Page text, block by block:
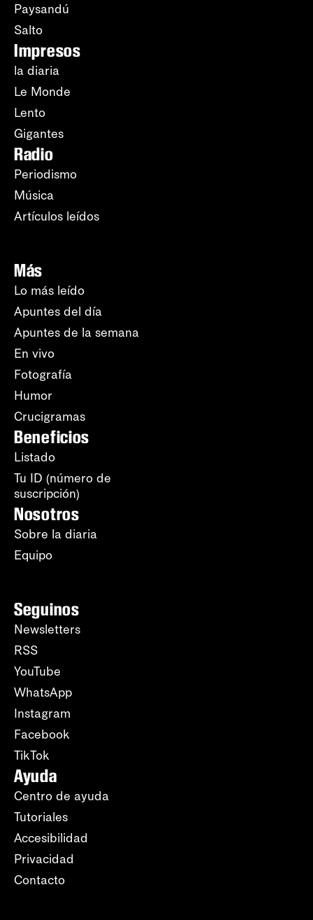
Paysandú
Salto
Impresos
la diaria
Le Monde
Lento
Gigantes
Radio
Periodismo
Música
Artículos leídos
Más
Lo más leído
Apuntes del día
Apuntes de la semana
En vivo
Fotografía
Humor
Crucigramas
Beneficios
Listado
Tu ID (número de
suscripción)
Nosotros
Sobre la diaria
Equipo
Seguinos
Newsletters
RSS
YouTube
WhatsApp
Instagram
Facebook
TikTok
Ayuda
Centro de ayuda
Tutoriales
Accesibilidad
Privacidad
Contacto